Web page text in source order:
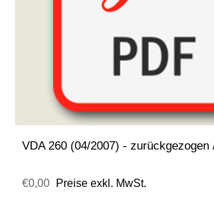
VDA 260 (04/2007) - zurückgezogen
€0,00 Preise exkl. MwSt.